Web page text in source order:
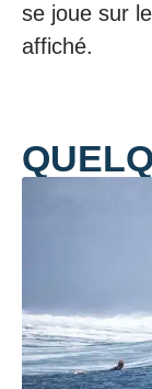
se joue sur
affiché.